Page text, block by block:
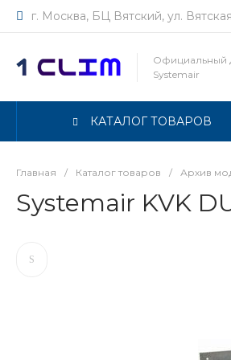
г. Москва, БЦ Вятский, ул.
Официальный
Systemair
КАТАЛОГ ТОВАРОВ
Главная / Каталог товаров / Архив
Systemair KVK